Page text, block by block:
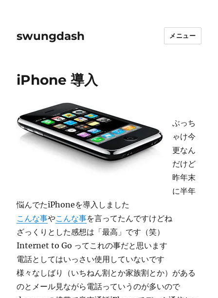
swungdash メニュー
iPhone 導入
ぶっち
ゃけ今
更なん
だけど
昨年末
に半年
悩んでたiPhoneを導入しました
こんな事やこんな事を言ってたんですけどね
ざっくりとした感想は「最高」です（笑）
Internet to Go ってこれの事だと思います
電話としてはいっさい使用していないです
様々なしばり（いちねん割とか家族割とか）がある
のとメール見ながら電話っていうのが多いので